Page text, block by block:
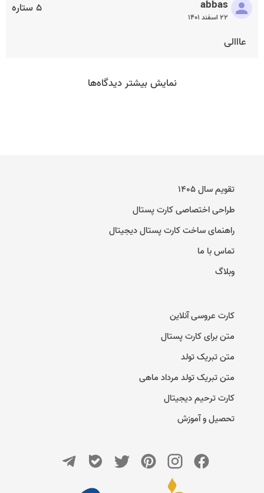
۵ ستاره abbas
۲۲ اسفند ۱۴۰۱
عااالی
نمایش بیشتر دیدگاه‌ها
تقویم سال ۱۴۰۵
طراحی اختصاصی کارت پستال
راهنمای ساخت کارت پستال دیجیتال
تماس با ما
وبلاگ
کارت عروسی آنلاین
متن برای کارت پستال
متن تبریک تولد
متن تبریک تولد مرداد ماهی
کارت ترحیم دیجیتال
تحصیل و آموزش